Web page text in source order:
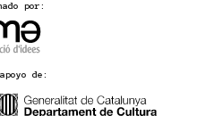
por:
de: